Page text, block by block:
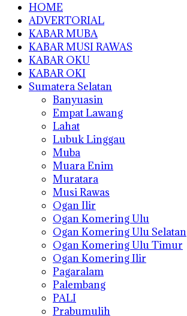
HOME
ADVERTORIAL
KABAR MUBA
KABAR MUSI RAWAS
KABAR OKU
KABAR OKI
Sumatera Selatan
Banyuasin
Empat Lawang
Lahat
Lubuk Linggau
Muba
Muara Enim
Muratara
Musi Rawas
Ogan Ilir
Ogan Komering Ulu
Ogan Komering Ulu Selatan
Ogan Komering Ulu Timur
Ogan Komering Ilir
Pagaralam
Palembang
PALI
Prabumulih